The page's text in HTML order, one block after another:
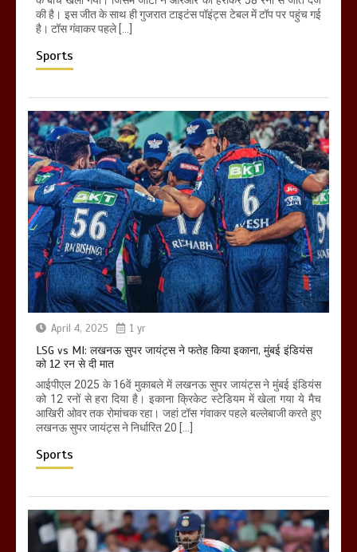
की है। इस जीत के साथ ही गुजरात टाइटंस पॉइंट्स टेबल में टॉप पर पहुंच गई
है। टॉस गंवाकर पहले […]
Sports
April 4, 2025 1 yr
LSG vs MI: लखनऊ सुपर जायंट्स ने फतेह किया इकाना, मुंबई इंडियंस
को 12 रन से दी मात
आईपीएल 2025 के 16वें मुकाबले में लखनऊ सुपर जायंट्स ने मुंबई इंडियंस
को 12 रनों से हरा दिया है। इकाना क्रिकेट स्टेडियम में खेला गया ये मैच
आखिरी ओवर तक रोमांचक रहा। जहां टॉस गंवाकर पहले बल्लेबाजी करते हुए
लखनऊ सुपर जायंट्स ने निर्धारित 20 […]
Sports